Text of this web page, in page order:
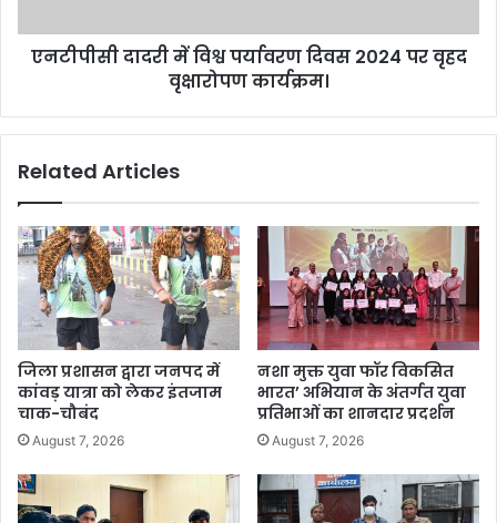
एनटीपीसी दादरी में विश्व पर्यावरण दिवस 2024 पर वृहद
वृक्षारोपण कार्यक्रम।
Related Articles
जिला प्रशासन द्वारा जनपद में
कांवड़ यात्रा को लेकर इंतजाम
चाक-चौबंद
August 7, 2026
नशा मुक्त युवा फॉर विकसित
भारत’ अभियान के अंतर्गत युवा
प्रतिभाओं का शानदार प्रदर्शन
August 7, 2026